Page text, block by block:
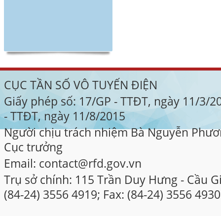
CỤC TẦN SỐ VÔ TUYẾN ĐIỆN
Giấy phép số: 17/GP - TTĐT, ngày 11/3/
- TTĐT, ngày 11/8/2015
Người chịu trách nhiệm Bà Nguyễn
Cục trưởng
Email: contact@rfd.gov.vn
Trụ sở chính: 115 Trần Duy Hưng - Cầu
(84-24) 3556 4919; Fax: (84-24) 3556 4930